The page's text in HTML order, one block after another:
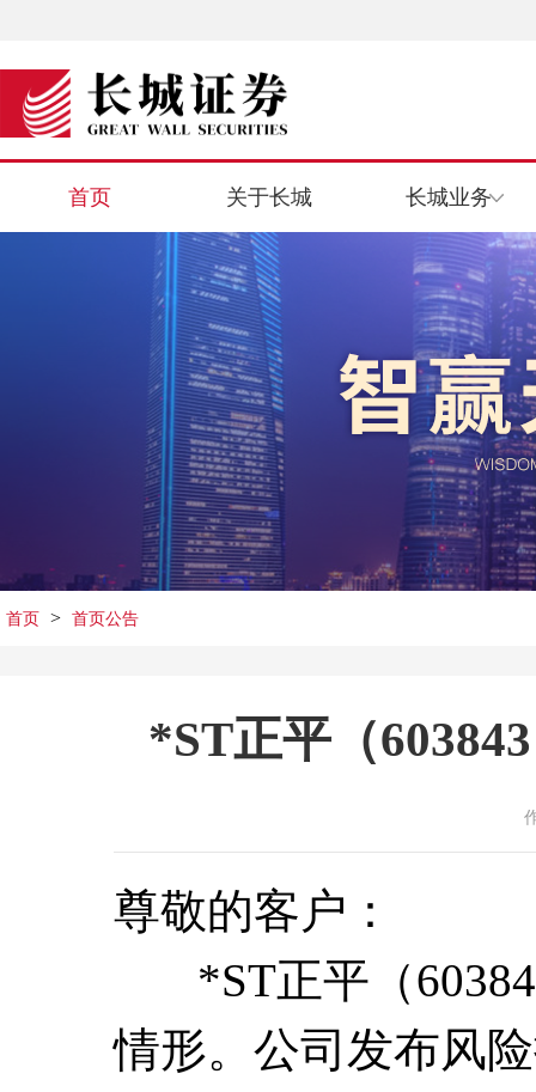
首页 关于长城 长城业务
首页 > 首页公告
*ST正平（
尊敬的客户：
*ST正平（
情形。公司发布风